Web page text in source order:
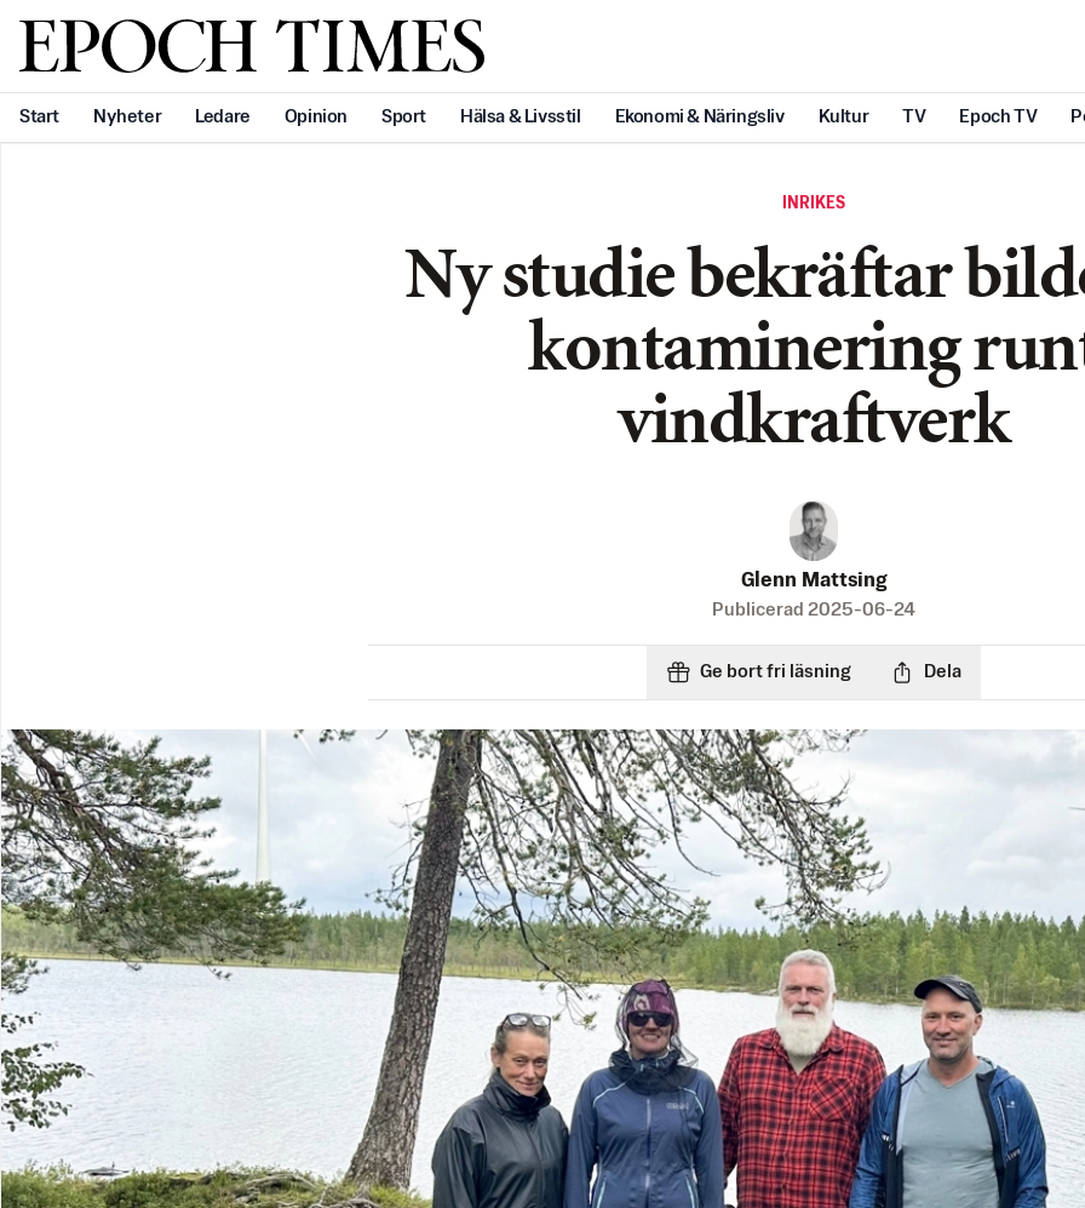
Svenska Epoch Times
Start Nyheter Ledare Opinion Sport Hälsa & Livsstil Ekonomi & Näringsliv Kultur TV Epoch TV
INRIKES
Ny studie bekräftar
konta­minering
vindkraftverk
Glenn Mattsing
Publicerad 2025-06-24
Ge bort fri läsning Dela